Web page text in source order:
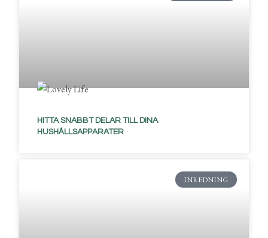
HITTA SNABBT DELAR TILL DINA
HUSHÅLLSAPPARATER
INREDNING